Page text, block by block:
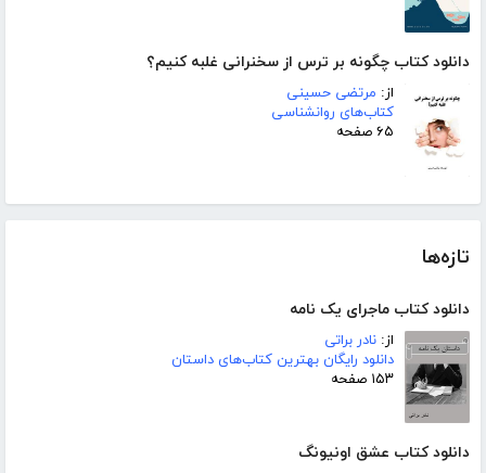
دانلود کتاب چگونه بر ترس از سخنرانی غلبه کنیم؟
از: مرتضی حسینی
کتاب‌های روانشناسی
۶۵ صفحه
تازه‌ها
دانلود کتاب ماجرای یک نامه
از: نادر براتی
دانلود رایگان بهترین کتاب‌های داستان
۱۵۳ صفحه
دانلود کتاب عشق اونیونگ